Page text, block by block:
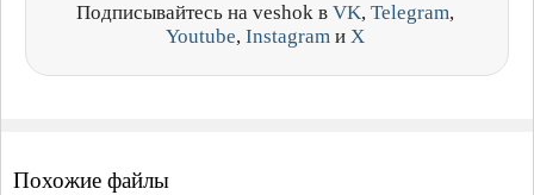
Подписывайтесь на veshok в VK, Telegram,
Youtube, Instagram и X
Похожие файлы